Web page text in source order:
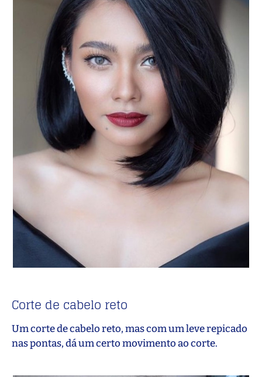
Corte de cabelo reto
Um corte de cabelo reto, mas com um leve repicado
nas pontas, dá um certo movimento ao corte.